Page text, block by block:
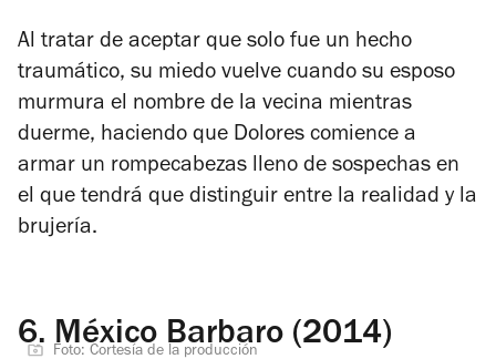
Al tratar de aceptar que solo fue un hecho
traumático, su miedo vuelve cuando su esposo
murmura el nombre de la vecina mientras
duerme, haciendo que Dolores comience a
armar un rompecabezas lleno de sospechas en
el que tendrá que distinguir entre la realidad y la
brujería.
6. México Barbaro (2014)
Foto: Cortesía de la producción